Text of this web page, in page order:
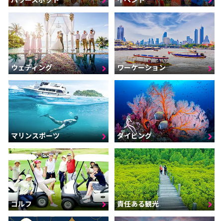
ウェディング ワーケーション
マリンスポーツ ダイビング
ゴルフ 責任ある観光